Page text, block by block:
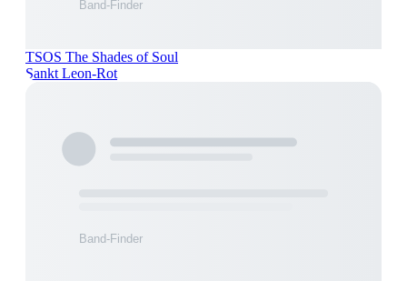
TSOS The Shades of Soul
Sankt Leon-Rot